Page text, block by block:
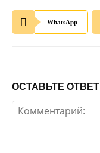
WhatsApp
ОСТАВЬТЕ ОТВЕТ